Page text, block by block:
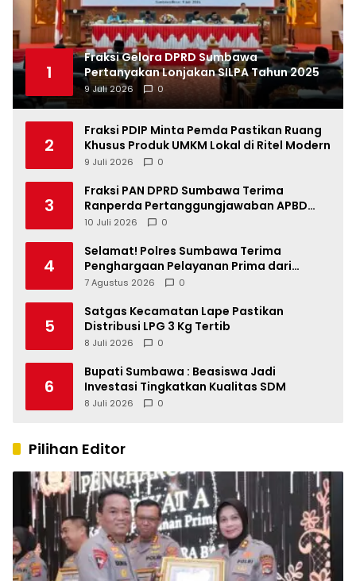
1
Fraksi Gelora DPRD Sumbawa
Pertanyakan Lonjakan SILPA Tahun 2025
9 Juli 2026 0
2
Fraksi PDIP Minta Pemda Pastikan Ruang
Khusus Produk UMKM Lokal di Ritel Modern
9 Juli 2026 0
3
Fraksi PAN DPRD Sumbawa Terima
Ranperda Pertanggungjawaban APBD
2025, Soroti SILPA Rp201,68 Miliar dan
10 Juli 2026 0
4
Selamat! Polres Sumbawa Terima
Penghargaan Pelayanan Prima dari
Kapolri
7 Agustus 2026 0
5
Satgas Kecamatan Lape Pastikan
Distribusi LPG 3 Kg Tertib
8 Juli 2026 0
6
Bupati Sumbawa : Beasiswa Jadi
Investasi Tingkatkan Kualitas SDM
8 Juli 2026 0
Pilihan Editor